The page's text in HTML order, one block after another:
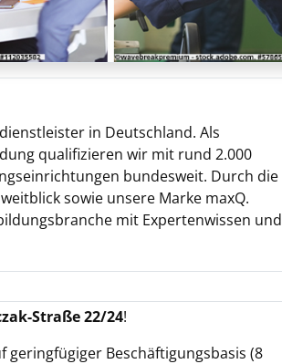
in Deutschland. Als
qualifizieren wir mit rund 2.000
bundesweit. Durch die
sowie unsere Marke maxQ.
mit Expertenwissen und
Straße 22/24!
geringfügiger Beschäftigungsbasis (8